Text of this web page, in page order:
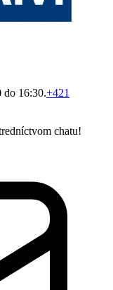
do 16:30.+421
chatu!